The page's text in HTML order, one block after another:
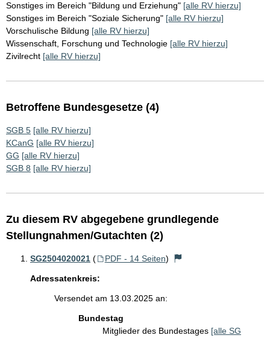
Sonstiges im Bereich "Bildung und Erziehung" [alle RV hierzu]
Sonstiges im Bereich "Soziale Sicherung" [alle RV hierzu]
Vorschulische Bildung [alle RV hierzu]
Wissenschaft, Forschung und Technologie [alle RV hierzu]
Zivilrecht [alle RV hierzu]
Betroffene Bundesgesetze (4)
SGB 5 [alle RV hierzu]
KCanG [alle RV hierzu]
GG [alle RV hierzu]
SGB 8 [alle RV hierzu]
Zu diesem RV abgegebene grundlegende
Stellungnahmen/Gutachten (2)
SG2504020021 ( PDF - 14 Seiten)
Adressatenkreis:
Versendet am 13.03.2025 an:
Bundestag
Mitglieder des Bundestages [alle SG